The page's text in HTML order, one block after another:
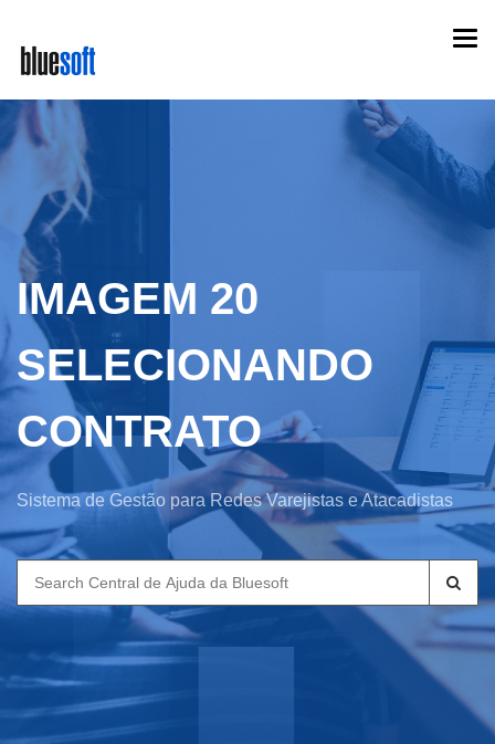
main
content
IMAGEM 20
SELECIONANDO
CONTRATO
Sistema de Gestão para Redes Varejistas e Atacadistas
Search
for: